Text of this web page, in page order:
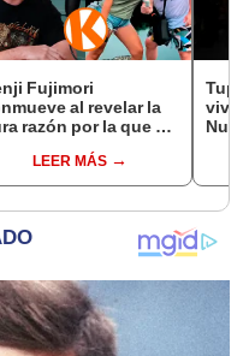
Fujimori
al revelar la
razón por la que no
Erika Muñóz: "El
judicial"
LEER MÁS
vivo